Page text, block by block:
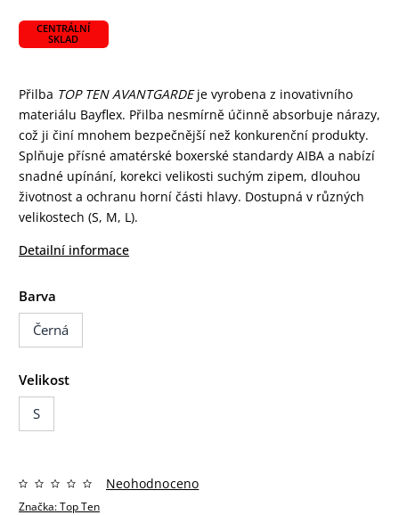
CENTRÁLNÍ
SKLAD
Přilba TOP TEN AVANTGARDEje vyrobena z inovativního
materiálu Bayflex. Přilba nesmírně účinně absorbuje nárazy,
což ji činí mnohem bezpečnější než konkurenční produkty.
Splňuje přísné amatérské boxerské standardy AIBA a nabízí
snadné upínání, korekci velikosti suchým zipem, dlouhou
životnost a ochranu horní části hlavy. Dostupná v různých
velikostech (S, M, L).
Detailní informace
Barva
Černá
Velikost
S
Značka:Top Ten
Neohodnoceno